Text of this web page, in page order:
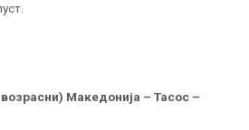
Македонија – Тасос –